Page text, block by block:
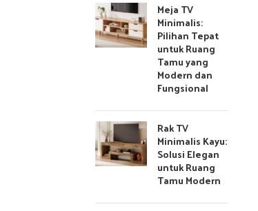
Meja TV
Minimalis:
Pilihan Tepat
untuk Ruang
Tamu yang
Modern dan
Fungsional
Rak TV
Minimalis Kayu:
Solusi Elegan
untuk Ruang
Tamu Modern